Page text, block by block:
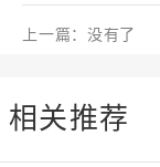
上一篇：没有了
相关推荐